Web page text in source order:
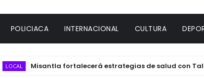
POLICIACA INTERNACIONAL CULTURA
Misantla fortalecerá estrategias de salud con Taller